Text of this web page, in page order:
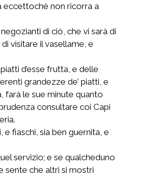
eccettoché non ricorra a
di ciò, che vi sarà di
visitare il vasellame, e
d’esse frutta, e delle
grandezze de’ piatti, e
farà le sue minute quanto
consultare coi Capi
fiaschi, sia ben guernita, e
servizio; e se qualcheduno
sente che altri si mostri